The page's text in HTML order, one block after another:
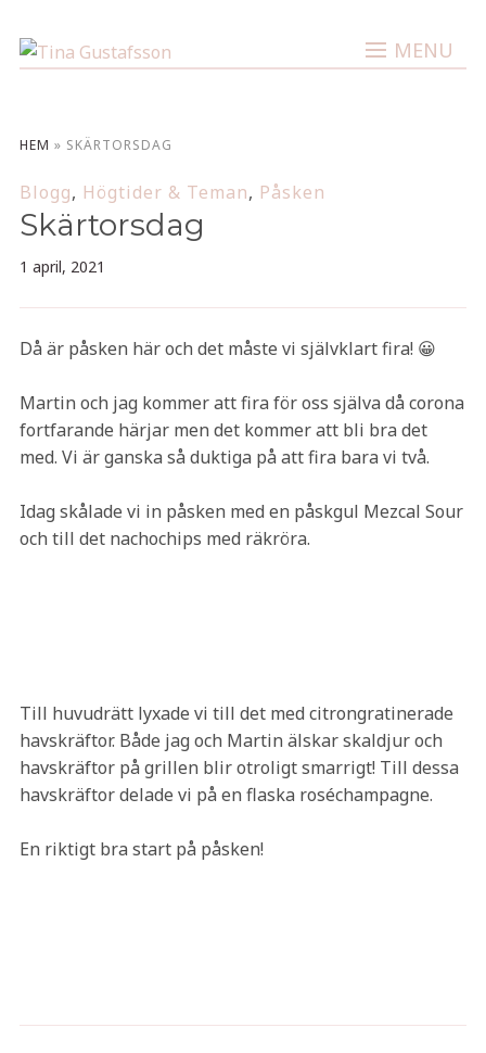
MENU
HEM » SKÄRTORSDAG
Blogg, Högtider & Teman, Påsken
Skärtorsdag
1 april, 2021
Då är påsken här och det måste vi självklart fira! 😀
Martin och jag kommer att fira för oss själva då corona
fortfarande härjar men det kommer att bli bra det
med. Vi är ganska så duktiga på att fira bara vi två.
Idag skålade vi in påsken med en påskgul Mezcal Sour
och till det nachochips med räkröra.
Till huvudrätt lyxade vi till det med citrongratinerade
havskräftor. Både jag och Martin älskar skaldjur och
havskräftor på grillen blir otroligt smarrigt! Till dessa
havskräftor delade vi på en flaska roséchampagne.
En riktigt bra start på påsken!